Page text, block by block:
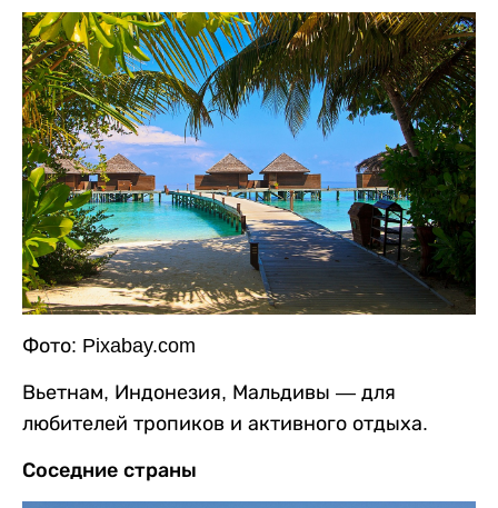
Фото: Pixabay.com
Вьетнам, Индонезия, Мальдивы — для
любителей тропиков и активного отдыха.
Соседние страны